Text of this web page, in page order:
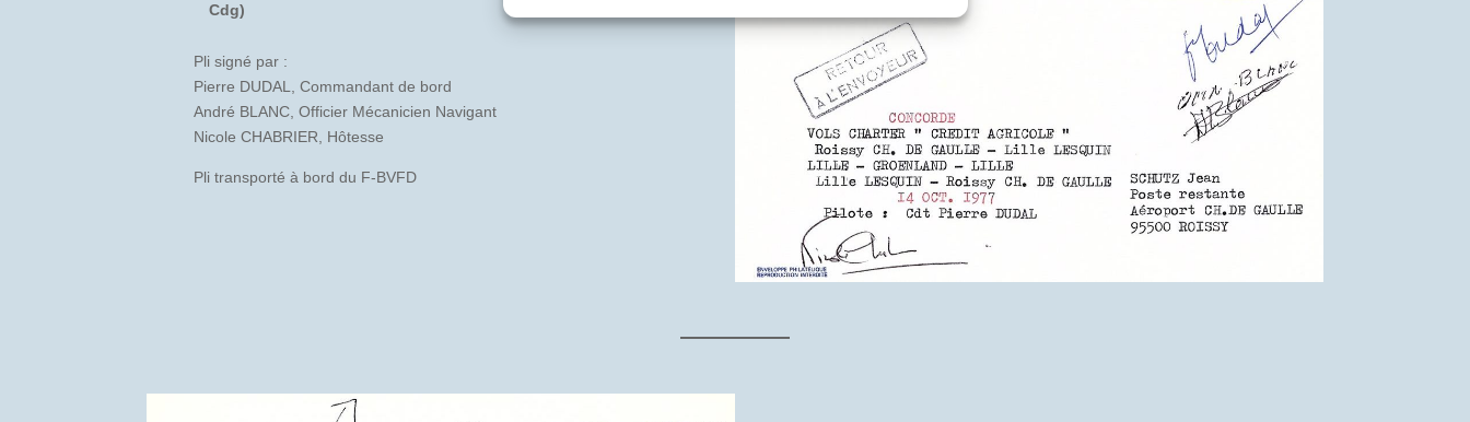
Cdg)
Pli signé par :
Pierre DUDAL, Commandant de bord
André BLANC, Officier Mécanicien Navigant
Nicole CHABRIER, Hôtesse
Pli transporté à bord du F-BVFD